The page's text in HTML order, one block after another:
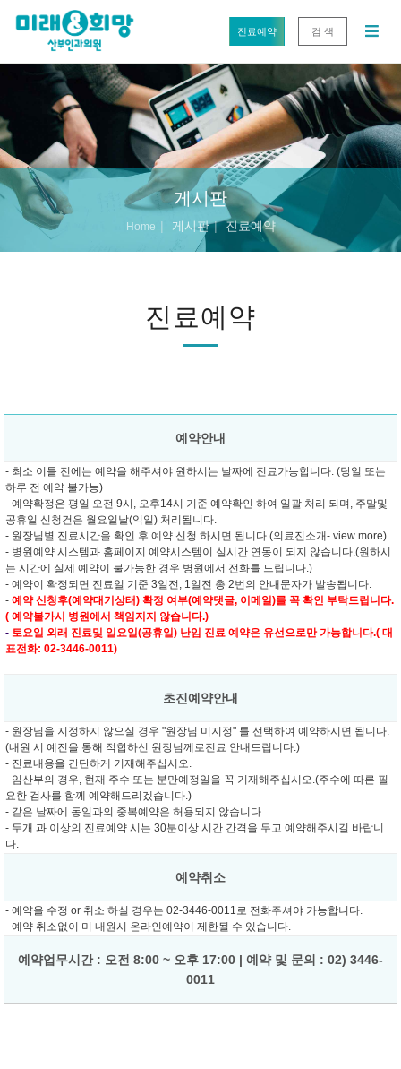
진료예약 검 색
게시판
Home 게시판 진료예약
진료예약
예약안내
- 최소 이틀 전에는 예약을 해주셔야 원하시는 날짜에 진료가능합니다. (당일 또는
하루 전 예약 불가능)
- 예약확정은 평일 오전 9시, 오후14시 기준 예약확인 하여 일괄 처리 되며, 주말및
공휴일 신청건은 월요일날(익일) 처리됩니다.
- 원장님별 진료시간을 확인 후 예약 신청 하시면 됩니다.(의료진소개- view more)
- 병원예약 시스템과 홈페이지 예약시스템이 실시간 연동이 되지 않습니다.(원하시
는 시간에 실제 예약이 불가능한 경우 병원에서 전화를 드립니다.)
- 예약이 확정되면 진료일 기준 3일전, 1일전 총 2번의 안내문자가 발송됩니다.
- 예약 신청후(예약대기상태) 확정 여부(예약댓글, 이메일)를 꼭 확인 부탁드립니다.
( 예약불가시 병원에서 책임지지 않습니다.)
- 토요일 외래 진료및 일요일(공휴일) 난임 진료 예약은 유선으로만 가능합니다.( 대
표전화: 02-3446-0011)
초진예약안내
- 원장님을 지정하지 않으실 경우 "원장님 미지정" 를 선택하여 예약하시면 됩니다.
(내원 시 예진을 통해 적합하신 원장님께로진료 안내드립니다.)
- 진료내용을 간단하게 기재해주십시오.
- 임산부의 경우, 현재 주수 또는 분만예정일을 꼭 기재해주십시오.(주수에 따른 필
요한 검사를 함께 예약해드리겠습니다.)
- 같은 날짜에 동일과의 중복예약은 허용되지 않습니다.
- 두개 과 이상의 진료예약 시는 30분이상 시간 간격을 두고 예약해주시길 바랍니
다.
예약취소
- 예약을 수정 or 취소 하실 경우는 02-3446-0011로 전화주셔야 가능합니다.
- 예약 취소없이 미 내원시 온라인예약이 제한될 수 있습니다.
예약업무시간 : 오전 8:00 ~ 오후 17:00 | 예약 및 문의 : 02) 3446-
0011